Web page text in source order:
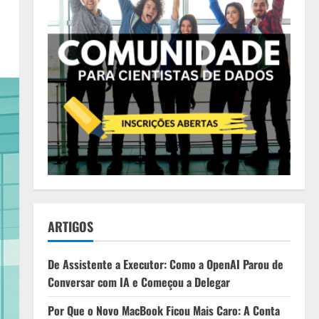
ARTIGOS
De Assistente a Executor: Como a OpenAI Parou de
Conversar com IA e Começou a Delegar
Por Que o Novo MacBook Ficou Mais Caro: A Conta